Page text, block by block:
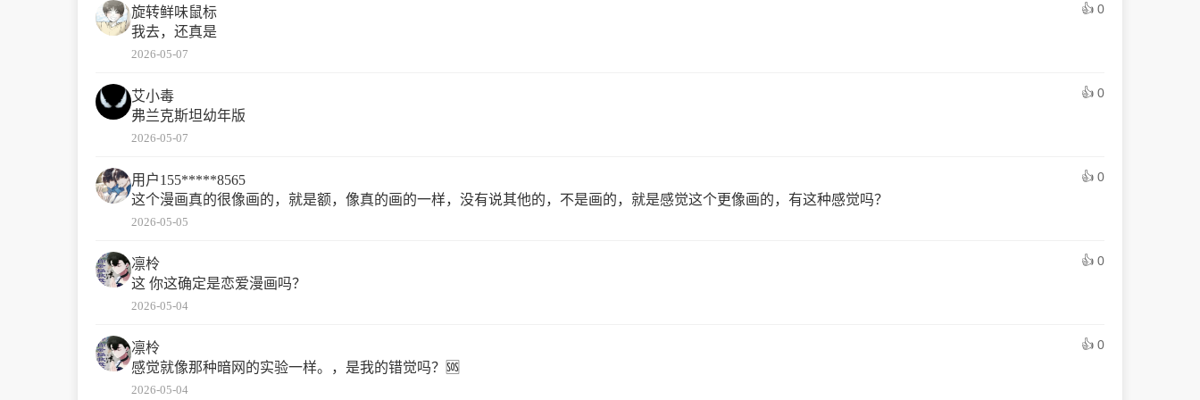
旋转鲜味鼠标
我去，还真是
👍 0
2026-05-07
艾小毒
弗兰克斯坦幼年版
👍 0
2026-05-07
用户155*****8565
这个漫画真的很像画的，就是额，像真的画的一样，没有说其他的，不是画的，就是感觉这个更像画的，有这种感觉吗？
👍 0
2026-05-05
凛柃
这 你这确定是恋爱漫画吗？
👍 0
2026-05-04
凛柃
感觉就像那种暗网的实验一样。，是我的错觉吗？🆘
👍 0
2026-05-04